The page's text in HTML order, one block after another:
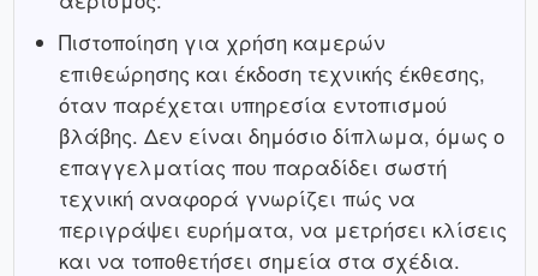
Πιστοποίηση για χρήση καμερών
επιθεώρησης και έκδοση τεχνικής έκθεσης,
όταν παρέχεται υπηρεσία εντοπισμού
βλάβης. Δεν είναι δημόσιο δίπλωμα, όμως ο
επαγγελματίας που παραδίδει σωστή
τεχνική αναφορά γνωρίζει πώς να
περιγράψει ευρήματα, να μετρήσει κλίσεις
και να τοποθετήσει σημεία στα σχέδια.